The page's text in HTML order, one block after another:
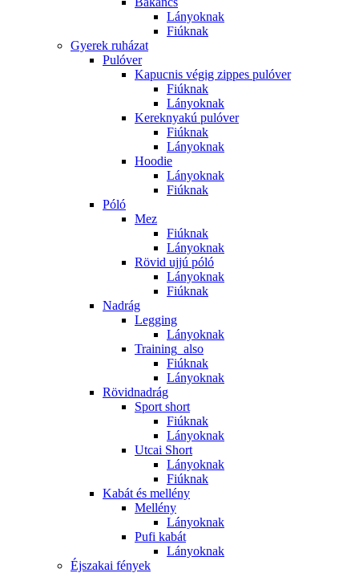
Lányoknak
Fiúknak
Gyerek ruházat
Pulóver
Kapucnis végig zippes pulóver
Fiúknak
Lányoknak
Kereknyakú pulóver
Fiúknak
Lányoknak
Hoodie
Lányoknak
Fiúknak
Póló
Mez
Fiúknak
Lányoknak
Rövid ujjú póló
Lányoknak
Fiúknak
Nadrág
Legging
Lányoknak
Training_also
Fiúknak
Lányoknak
Rövidnadrág
Sport short
Fiúknak
Lányoknak
Utcai Short
Lányoknak
Fiúknak
Kabát és mellény
Mellény
Lányoknak
Pufi kabát
Lányoknak
Éjszakai fények